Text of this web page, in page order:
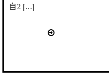
自2 […]